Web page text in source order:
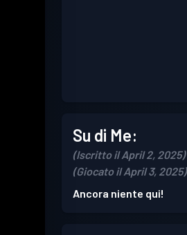
Su di Me:
(Iscritto il April 2, 2025)
(Giocato il April 3, 2025)
Ancora niente qui!